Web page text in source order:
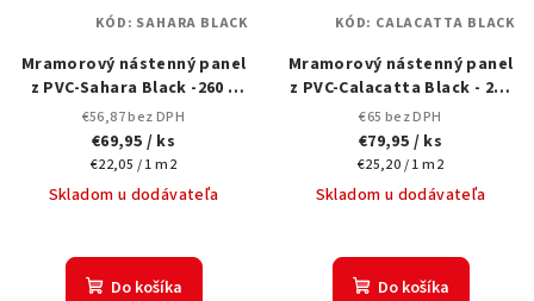
Mramorový nástenný panel
z PVC-Sahara Black -260 x
122 x 0,3 cm
€56,87 bez DPH
€69,95 / ks
Jednotková
cena:
€22,05 / 1 m2
Skladom u dodávateľa
Do košíka
KÓD: SAHARA BLACK
Mramorový nástenný panel
z PVC-Calacatta Black - 260
x 122 x 0,3 cm
€65 bez DPH
€79,95 / ks
Jednotková
cena:
€25,20 / 1 m2
Skladom u dodávateľa
Do košíka
KÓD: CALACATTA BLACK